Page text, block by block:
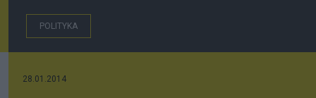
POLITYKA
28.01.2014